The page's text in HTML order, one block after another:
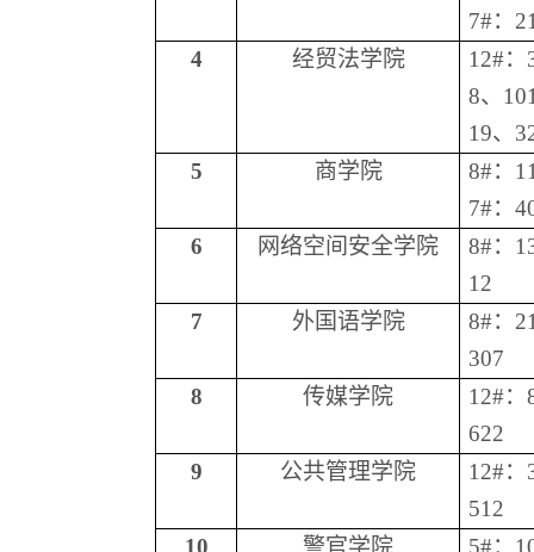
7#：
4
经贸法学院
12#：
8、
19、
5
商学院
8#：
7#：
6
网络空间安全学院
8#：
12
7
外国语学院
8#：
307
8
传媒学院
12#：
622
9
公共管理学院
12#：
512
10
警官学院
5#：